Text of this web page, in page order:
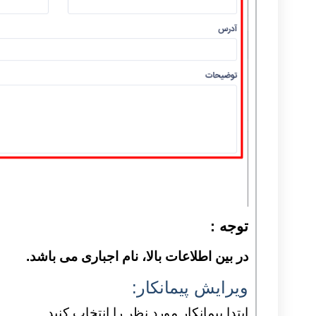
توجه :
در بین اطلاعات بالا، نام اجباری می باشد.
ویرایش پیمانکار:
ابتدا پیمانکار مورد نظر را انتخاب کنید.